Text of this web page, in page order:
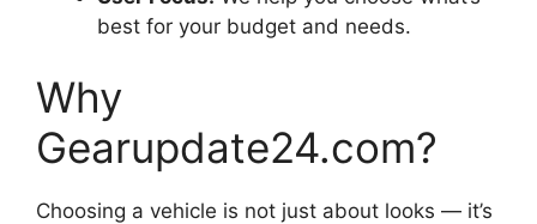
best for your budget and needs.
Why
Gearupdate24.com?
Choosing a vehicle is not just about looks — it’s